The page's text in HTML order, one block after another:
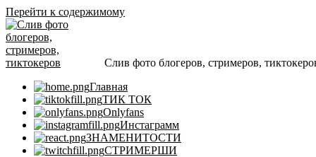
Перейти к содержимому
Слив фото блогеров, стримеров,
Главная
ТИК ТОК
Onlyfans
Инстаграмм
ЗНАМЕНИТОСТИ
СТРИМЕРШИ